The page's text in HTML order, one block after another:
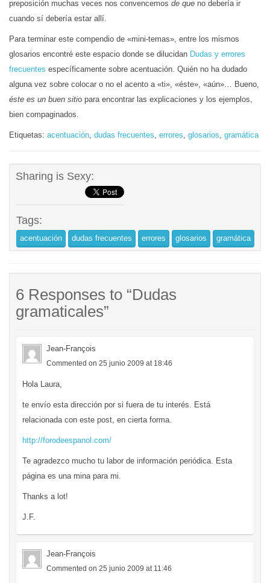
preposición muchas veces nos convencemos de que no debería ir
cuando sí debería estar allí.
Para terminar este compendio de «mini-temas», entre los mismos
glosarios encontré este espacio donde se dilucidan Dudas y errores
frecuentes específicamente sobre acentuación. Quién no ha dudado
alguna vez sobre colocar o no el acento a «ti», «éste», «aún»… Bueno,
éste es un buen sitio para encontrar las explicaciones y los ejemplos,
bien compaginados.
Etiquetas: acentuación, dudas frecuentes, errores, glosarios, gramática
Sharing is Sexy:
Tags:
acentuación dudas frecuentes errores glosarios gramática
6 Responses to “Dudas
gramaticales”
Jean-François
Commented on 25 junio 2009 at 18:46
Hola Laura,
te envío esta dirección por si fuera de tu interés. Está
relacionada con este post, en cierta forma.
http://forodeespanol.com/
Te agradezco mucho tu labor de información periódica. Esta
página es una mina para mi.
Thanks a lot!
J.F.
Jean-François
Commented on 25 junio 2009 at 11:46